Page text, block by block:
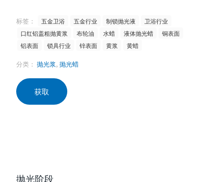
标签： 五金卫浴 五金行业 制锁抛光液
卫浴行业
口红铝盖粗抛黄浆
布轮油 水蜡 液体抛光蜡
铜表面
铝表面
锁具行业 锌表面 黄浆 黄蜡
分类： 抛光浆, 抛光蜡
获取
抛光阶段